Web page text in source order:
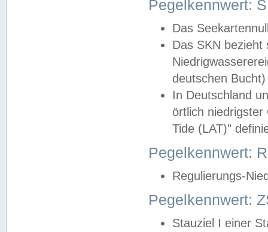
Pegelkennwert:
Das
Das SKN
deutschen
In Deutschland
örtlich
Tide (LAT)"
Pegelkennwert:
Regulierungs-
Pegelkennwert:
Stauziel I einer